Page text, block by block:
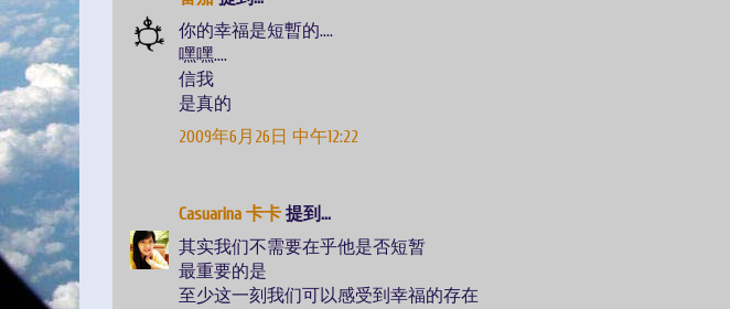
你的幸福是短暫的....
嘿嘿....
信我
是真的
2009年6月26日 中午12:22
Casuarina 卡卡 提到...
其实我们不需要在乎他是否短暂
最重要的是
至少这一刻我们可以感受到幸福的存在